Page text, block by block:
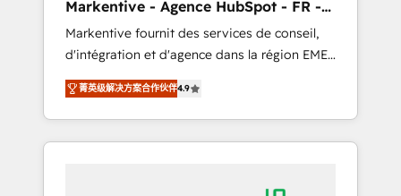
know what you don't know'
recommendations to maximize conversions!
OTF is an Elite Partner (top 1% of 6,500+
Partners) and was named 2023 HubSpot
Partner of the Year 💥 Trusted by 2,500+
companies to help them scale and close
more business, by using HubSpot (the right
www.onthefuze.com/hubspot-admin Contact
Markentive - Agence HubSpot - FR -
EN
Markentive fournit des services de conseil,
d'intégration et d'agence dans la région EMEA
et North America. Avec plus de 115 experts en
marketing automation, Growth, Revops, CRM
et webdesign. Markentive is both a
consulting firm, a digital agency and an
菁英级解决方案合作伙伴4.9